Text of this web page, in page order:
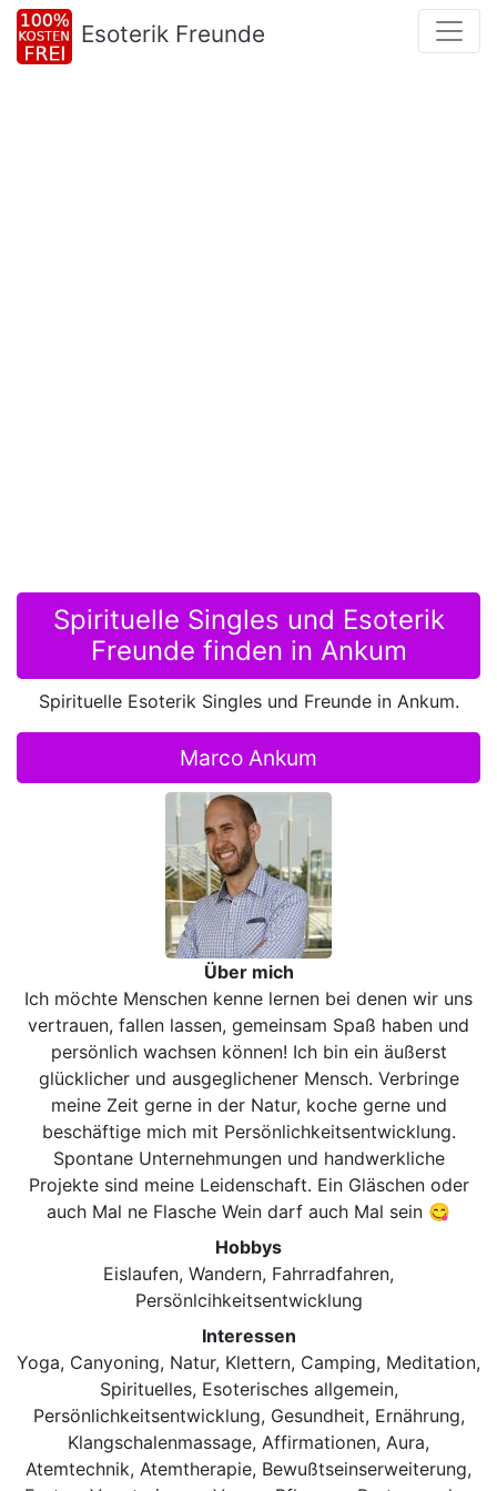
Esoterik Freunde
Spirituelle Singles und Esoterik
Freunde finden in Ankum
Spirituelle Esoterik Singles und Freunde in Ankum.
Marco Ankum
Über mich
Ich möchte Menschen kenne lernen bei denen wir uns
vertrauen, fallen lassen, gemeinsam Spaß haben und
persönlich wachsen können! Ich bin ein äußerst
glücklicher und ausgeglichener Mensch. Verbringe
meine Zeit gerne in der Natur, koche gerne und
beschäftige mich mit Persönlichkeitsentwicklung.
Spontane Unternehmungen und handwerkliche
Projekte sind meine Leidenschaft. Ein Gläschen oder
auch Mal ne Flasche Wein darf auch Mal sein 😋
Hobbys
Eislaufen, Wandern, Fahrradfahren,
Persönlcihkeitsentwicklung
Interessen
Yoga, Canyoning, Natur, Klettern, Camping, Meditation,
Spirituelles, Esoterisches allgemein,
Persönlichkeitsentwicklung, Gesundheit, Ernährung,
Klangschalenmassage, Affirmationen, Aura,
Atemtechnik, Atemtherapie, Bewußtseinserweiterung,